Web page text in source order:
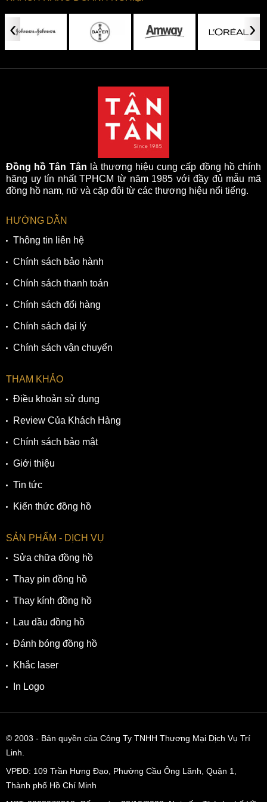
‹ ›
Đồng hồ Tân Tân là thương hiệu cung cấp đồng hồ chính
hãng uy tín nhất TPHCM từ năm 1985 với đầy đủ mẫu mã
đồng hồ nam, nữ và cặp đôi từ các thương hiệu nổi tiếng.
HƯỚNG DẪN
Thông tin liên hệ
Chính sách bảo hành
Chính sách thanh toán
Chính sách đổi hàng
Chính sách đại lý
Chính sách vận chuyển
THAM KHẢO
Điều khoản sử dụng
Review Của Khách Hàng
Chính sách bảo mật
Giới thiệu
Tin tức
Kiến thức đồng hồ
SẢN PHẨM - DỊCH VỤ
Sửa chữa đồng hồ
Thay pin đồng hồ
Thay kính đồng hồ
Lau dầu đồng hồ
Đánh bóng đồng hồ
Khắc laser
In Logo
© 2003 - Bản quyền của Công Ty TNHH Thương Mại Dịch Vụ Trí
Linh.
VPĐD: 109 Trần Hưng Đạo, Phường Cầu Ông Lãnh, Quận 1,
Thành phố Hồ Chí Minh